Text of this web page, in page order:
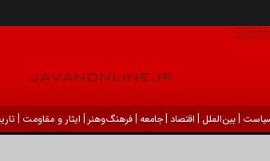
|بين‌الملل | اقتصاد |جامعه |فرهنگ‌و‌هنر | ایثار و مقاومت |